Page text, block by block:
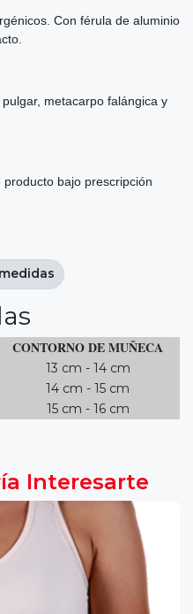
Con férula de aluminio
metacarpo falángica y
bajo prescripción
CONTORNO DE MUÑECA
13 cm - 14 cm
14 cm - 15 cm
15 cm - 16 cm
Interesarte